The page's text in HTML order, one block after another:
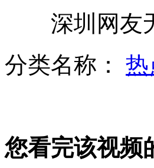
中国首次发布司法体制改革白
山西运城恶犬咬伤多人 警民合
无痛分娩是否安全 医生回应
深圳网友无
分类名称： 热
您看完该视频